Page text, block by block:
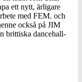
ett nytt, ärligare
med FEM. och
också på JIM
brittiska dancehall-